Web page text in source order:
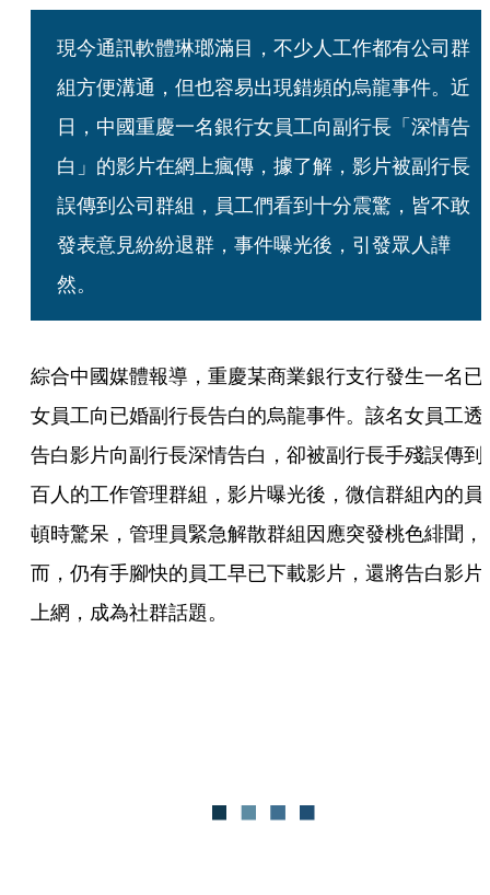
現今通訊軟體琳瑯滿目，不少人工作都有公司群
組方便溝通，但也容易出現錯頻的烏龍事件。近
日，中國重慶一名銀行女員工向副行長「深情告
白」的影片在網上瘋傳，據了解，影片被副行長
誤傳到公司群組，員工們看到十分震驚，皆不敢
發表意見紛紛退群，事件曝光後，引發眾人譁
然。
綜合中國媒體報導，重慶某商業銀行支行發生一名已
女員工向已婚副行長告白的烏龍事件。該名女員工透
告白影片向副行長深情告白，卻被副行長手殘誤傳到
百人的工作管理群組，影片曝光後，微信群組內的員
頓時驚呆，管理員緊急解散群組因應突發桃色緋聞，
而，仍有手腳快的員工早已下載影片，還將告白影片
上網，成為社群話題。